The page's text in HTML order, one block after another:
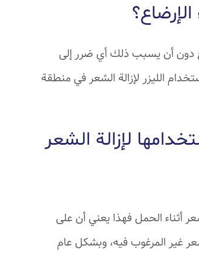
دون أن يسبب ذلك أي ضرر إلى
الليزر لإزالة الشعر في منطقة
لإزالة الشعر
أثناء الحمل فهذا يعني أن على
غير المرغوب فيه، وبشكل عام